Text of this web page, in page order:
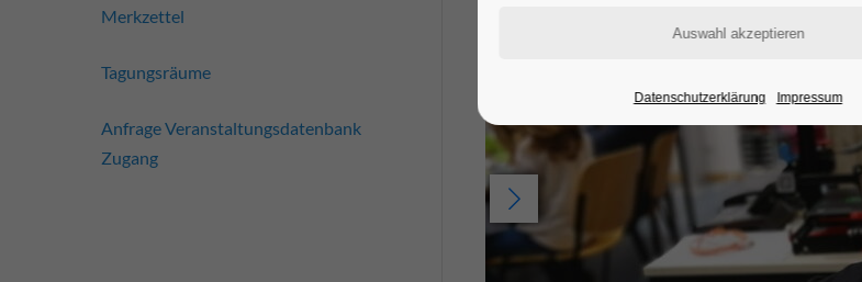
Merkzettel
Tagungsräume
Anfrage Veranstaltungsdatenbank
Zugang
Datenschutzerklärung Impressum